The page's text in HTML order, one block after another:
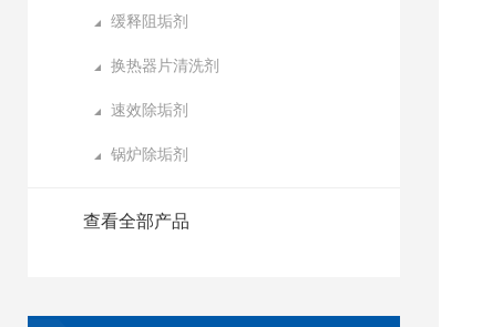
缓释阻垢剂
换热器片清洗剂
速效除垢剂
锅炉除垢剂
查看全部产品